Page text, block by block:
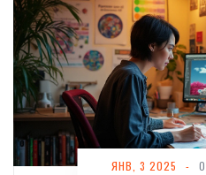
ЯНВ, 3 2025 -